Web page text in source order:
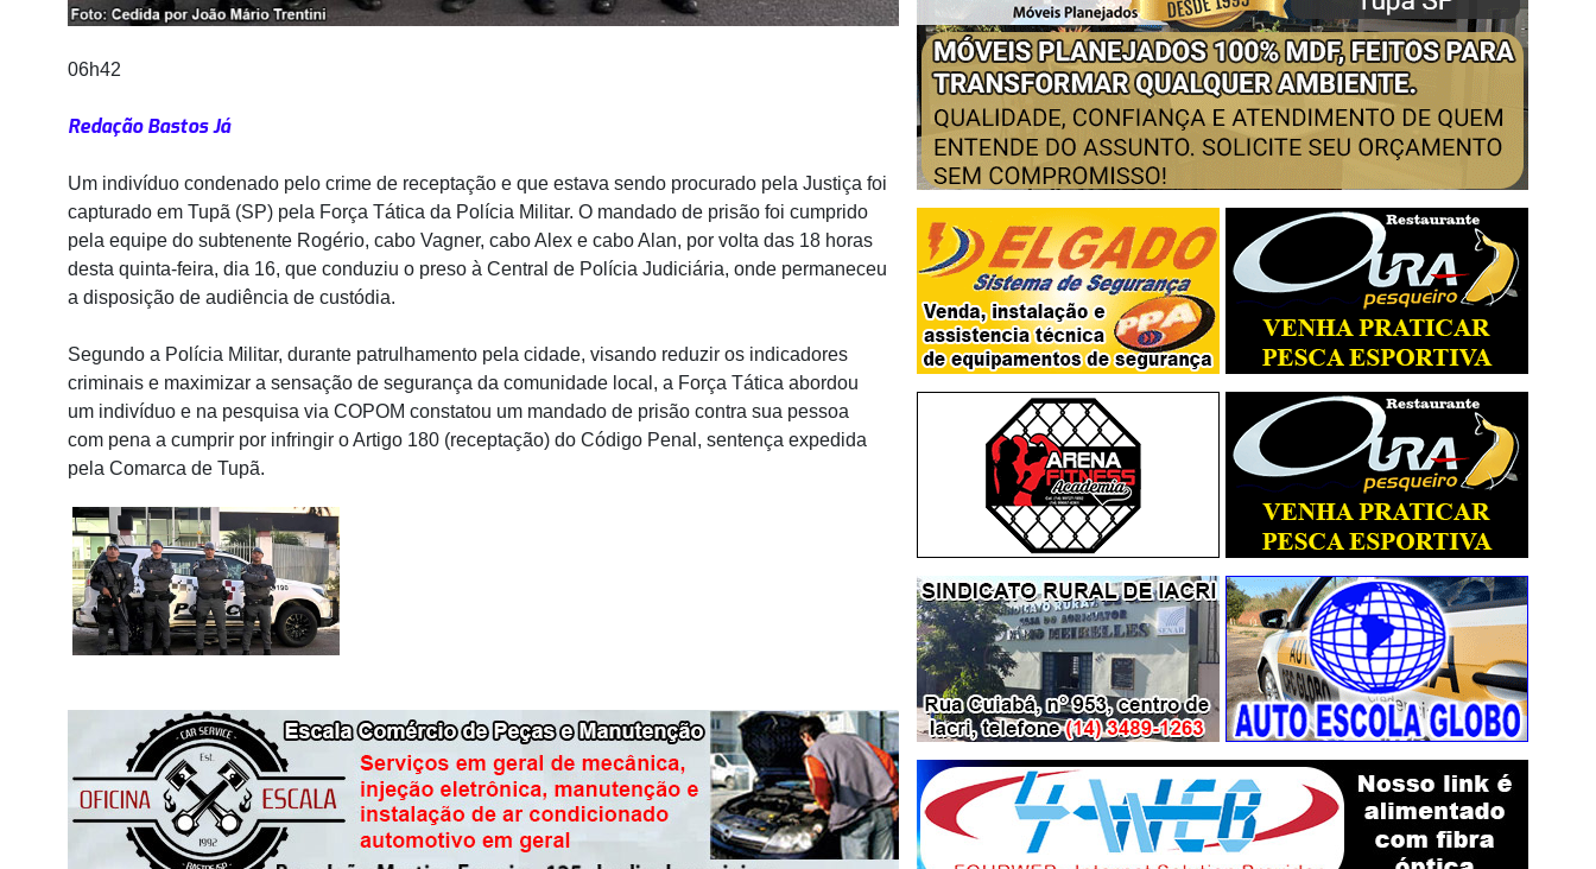
06h42
Redação Bastos Já
Um indivíduo condenado pelo crime de receptação e que estava sendo procurado pela Justiça foi
capturado em Tupã (SP) pela Força Tática da Polícia Militar. O mandado de prisão foi cumprido
pela equipe do subtenente Rogério, cabo Vagner, cabo Alex e cabo Alan, por volta das 18 horas
desta quinta-feira, dia 16, que conduziu o preso à Central de Polícia Judiciária, onde permaneceu
a disposição de audiência de custódia.
Segundo a Polícia Militar, durante patrulhamento pela cidade, visando reduzir os indicadores
criminais e maximizar a sensação de segurança da comunidade local, a Força Tática abordou
um indivíduo e na pesquisa via COPOM constatou um mandado de prisão contra sua pessoa
com pena a cumprir por infringir o Artigo 180 (receptação) do Código Penal, sentença expedida
pela Comarca de Tupã.